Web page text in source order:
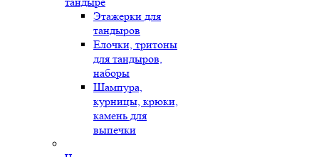
Этажерки для
тандыров
Елочки, тритоны
для тандыров,
наборы
Шампура,
курницы, крюки,
камень для
выпечки